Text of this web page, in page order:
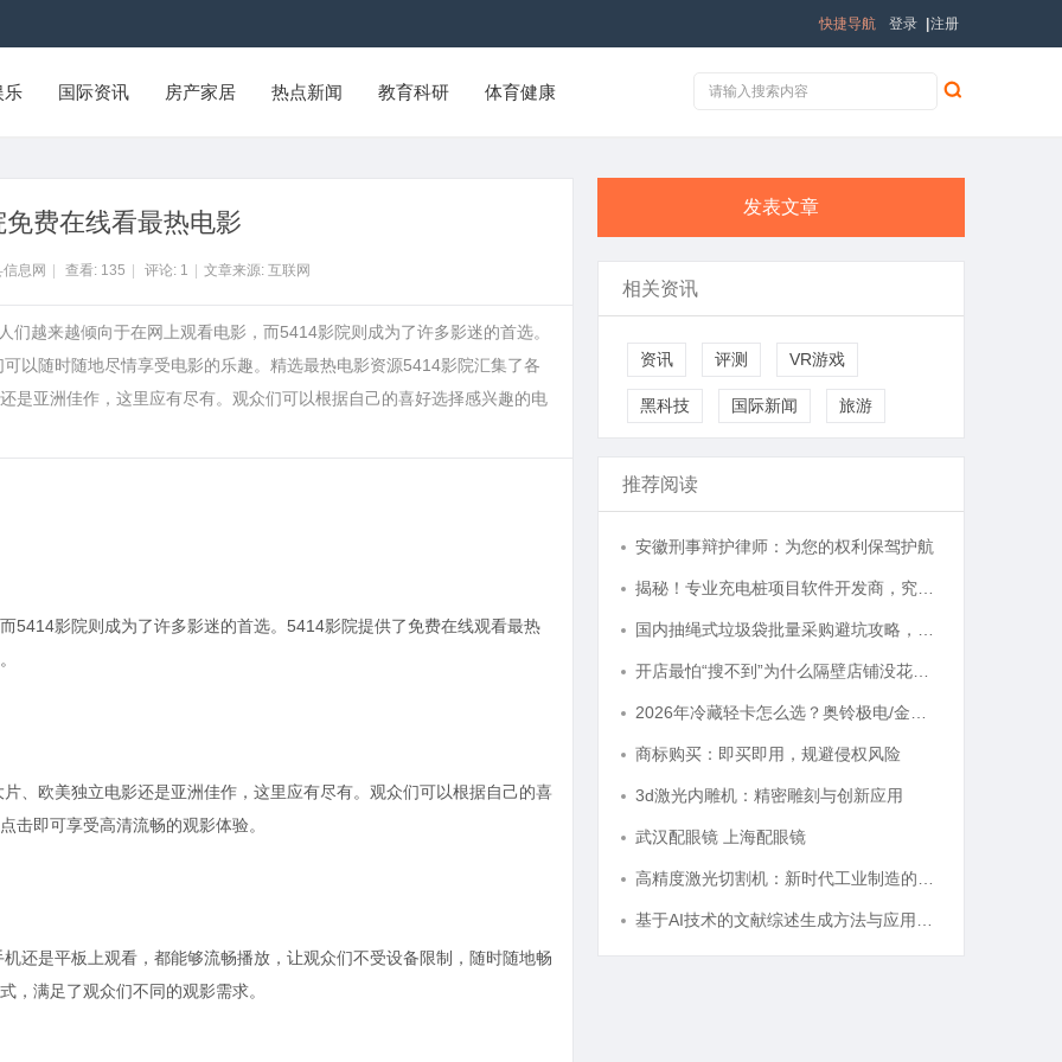
登录 注册
快捷导航
乐 国际资讯 房产家居 热点新闻 教育科研 体育健康
免费在线看最热电影
息网 查看: 135 评论: 1 文章来源: 互联网
越来越倾向于在网上观看电影，而5414影院则成为了许多影迷的首选。
以随时随地尽情享受电影的乐趣。精选最热电影资源5414影院汇集了各
是亚洲佳作，这里应有尽有。观众们可以根据自己的喜好选择感兴趣的电
5414影院则成为了许多影迷的首选。5414影院提供了免费在线观看最热
、欧美独立电影还是亚洲佳作，这里应有尽有。观众们可以根据自己的喜
击即可享受高清流畅的观影体验。
还是平板上观看，都能够流畅播放，让观众们不受设备限制，随时随地畅
，满足了观众们不同的观影需求。
发表文章
相关资讯
资讯 评测 VR游戏
黑科技 国际新闻 旅游
推荐阅读
安徽刑事辩护律师：为您的权利保驾护航
商标购买：即买即用，规避侵权风险
3d激光内雕机：精密雕刻与创新应用
武汉配眼镜 上海配眼镜